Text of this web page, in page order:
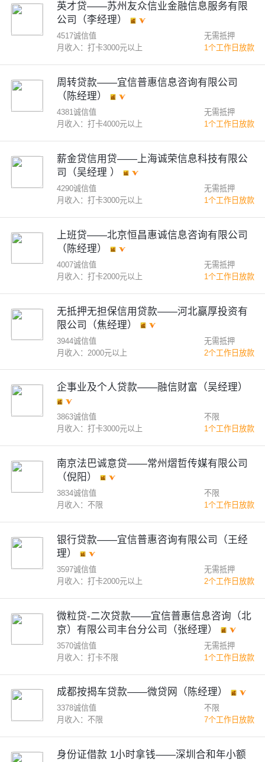
英才贷——苏州友众信业金融信息服务有限
公司（李经理）
4517诚信值
月收入：打卡3000元以上
无需抵押
1个工作日放款
周转贷款——宜信普惠信息咨询有限公司
（陈经理）
4381诚信值
月收入：打卡4000元以上
无需抵押
1个工作日放款
薪金贷信用贷——上海诚荣信息科技有限公
司（吴经理 ）
4290诚信值
月收入：打卡3000元以上
无需抵押
1个工作日放款
上班贷——北京恒昌惠诚信息咨询有限公司
（陈经理）
4007诚信值
月收入：打卡2000元以上
无需抵押
1个工作日放款
无抵押无担保信用贷款——河北赢厚投资有
限公司（焦经理）
3944诚信值
月收入：2000元以上
无需抵押
2个工作日放款
企事业及个人贷款——融信财富（吴经理）
3863诚信值
月收入：打卡3000元以上
不限
1个工作日放款
南京法巴诚意贷——常州熠哲传媒有限公司
（倪阳）
3834诚信值
月收入：不限
不限
1个工作日放款
银行贷款——宜信普惠咨询有限公司（王经
理）
3597诚信值
月收入：打卡2000元以上
无需抵押
2个工作日放款
微粒贷-二次贷款——宜信普惠信息咨询（北
京）有限公司丰台分公司（张经理）
3570诚信值
月收入：打卡不限
无需抵押
1个工作日放款
成都按揭车贷款——微贷网（陈经理）
3378诚信值
月收入：不限
不限
7个工作日放款
身份证借款 1小时拿钱——深圳合和年小额